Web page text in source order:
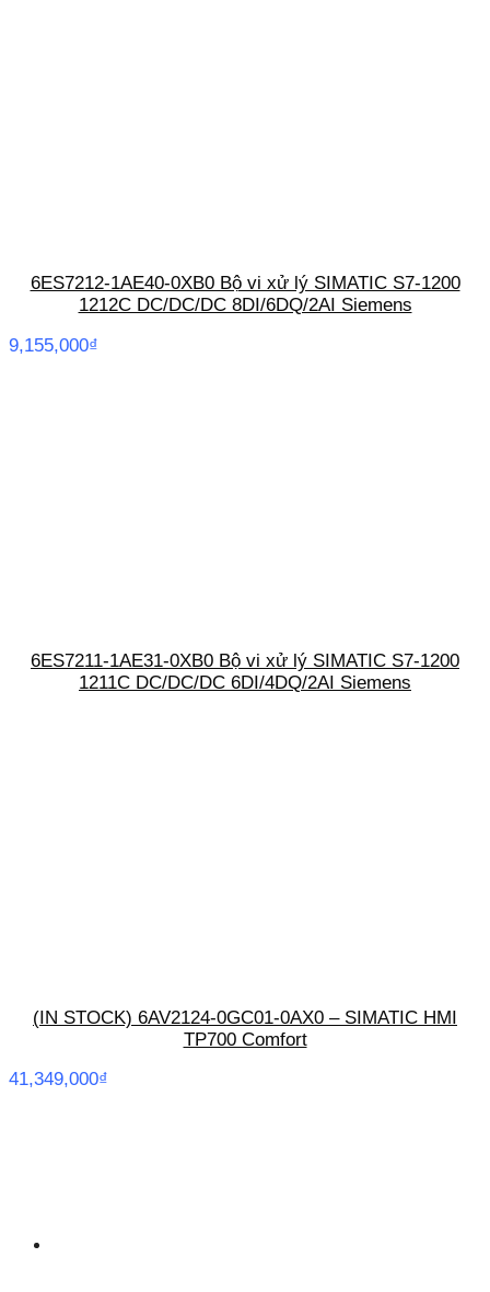
6ES7212-1AE40-0XB0 Bộ vi xử lý SIMATIC S7-1200
1212C DC/DC/DC 8DI/6DQ/2AI Siemens
9,155,000₫
6ES7211-1AE31-0XB0 Bộ vi xử lý SIMATIC S7-1200
1211C DC/DC/DC 6DI/4DQ/2AI Siemens
(IN STOCK) 6AV2124-0GC01-0AX0 – SIMATIC HMI
TP700 Comfort
41,349,000₫